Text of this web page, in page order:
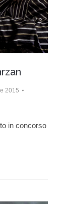
2015
in concorso